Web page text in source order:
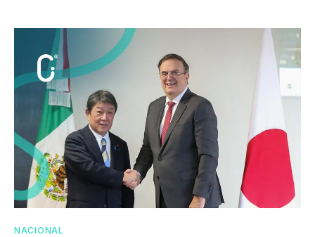
NACIONAL